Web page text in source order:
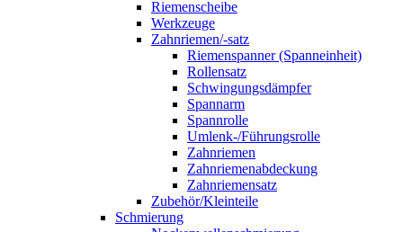
Riemenscheibe
Werkzeuge
Zahnriemen/-satz
Riemenspanner (Spanneinheit)
Rollensatz
Schwingungsdämpfer
Spannarm
Spannrolle
Umlenk-/Führungsrolle
Zahnriemen
Zahnriemenabdeckung
Zahnriemensatz
Zubehör/Kleinteile
Schmierung